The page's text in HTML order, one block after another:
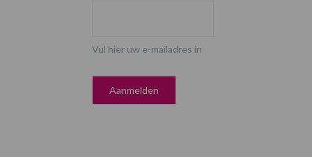
Vul hier uw e-mailadres in